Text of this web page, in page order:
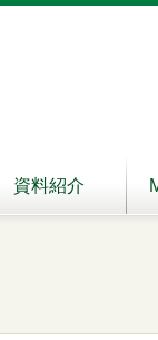
資料紹介